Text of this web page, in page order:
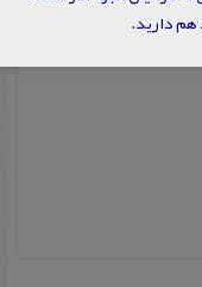
معاصر
هم دارید.